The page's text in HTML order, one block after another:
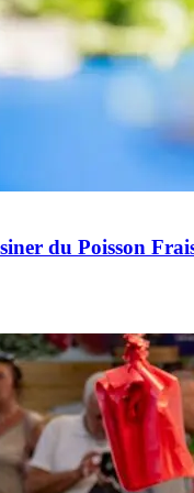
du Poisson